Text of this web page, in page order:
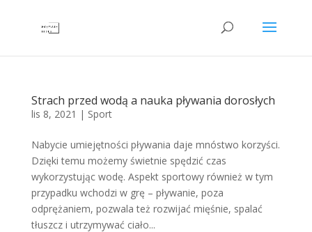
Strach przed wodą a nauka pływania dorosłych
lis 8, 2021 | Sport
Nabycie umiejętności pływania daje mnóstwo korzyści.
Dzięki temu możemy świetnie spędzić czas
wykorzystując wodę. Aspekt sportowy również w tym
przypadku wchodzi w grę – pływanie, poza
odprężaniem, pozwala też rozwijać mięśnie, spalać
tłuszcz i utrzymywać ciało...